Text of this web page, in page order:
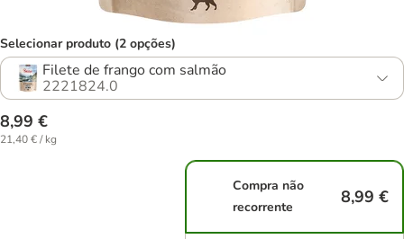
Selecionar produto (2 opções)
Filete de frango com salmão
2221824.0
8,99 €
21,40 € / kg
Compra não
recorrente
8,99 €